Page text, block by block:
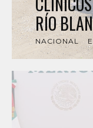
RÍO
NACIONAL